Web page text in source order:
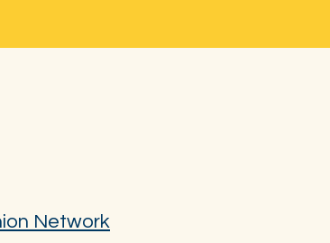
Network